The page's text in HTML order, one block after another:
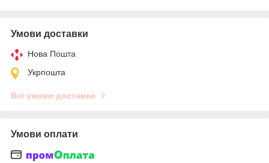
Умови доставки
Нова Пошта
Укрпошта
Всі умови доставки
Умови оплати